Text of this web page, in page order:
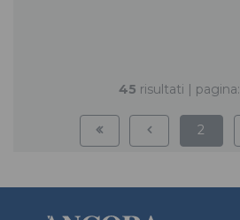
45 risultati | pagina:
2